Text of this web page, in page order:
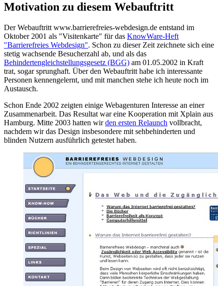
Motivation zu diesem Webauftritt
Der Webauftritt www.barrierefreies-webdesign.de entstand im
Oktober 2001 als "Visitenkarte" für das KnowWare-Heft
"Barrierefreies Webdesign". Schon zu dieser Zeit zeichnete sich eine
stetig wachsende Besucherzahl ab, und als das
Behindertengleichstellungsgesetz (BGG) am 01.05.2002 in Kraft
trat, sogar sprunghaft. Über den Webauftritt habe ich interessante
Personen kennengelernt, und mit manchen stehe ich heute noch im
Austausch.
Schon Ende 2002 zeigten einige Webagenturen Interesse an einer
Zusammenarbeit. Das Resultat war eine Kooperation mit Xplain aus
Hamburg. Mitte 2003 hatten wirden ersten Relaunch vollbracht,
nachdem wir das Design insbesondere mit sehbehinderten und
blinden Nutzern ausführlich getestet haben.